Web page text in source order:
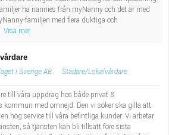
ha nannies från myNanny och det är med
familjen med flera duktiga och
Visa mer
i Sverige AB Städare/Lokalvårdare
till våra uppdrag hos både privat &
kommun med omnejd. Den vi söker ska gilla att
hög service till våra befintliga kunder. Vi arbetar
så tjänsten kan bli tillsatt före sista